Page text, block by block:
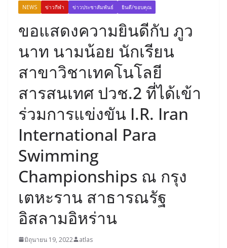
NEWS ข่าวกีฬา ข่าวประชาสัมพันธ์ ยินดี/ขอบคุณ
ขอแสดงความยินดีกับ ภูว
นาท นามน้อย นักเรียน
สาขาวิชาเทคโนโลยี
สารสนเทศ ปวช.2 ที่ได้เข้า
ร่วมการแข่งขัน I.R. Iran
International Para
Swimming
Championships ณ กรุง
เตหะราน สาธารณรัฐ
อิสลามอิหร่าน
มิถุนายน 19, 2022 atlas